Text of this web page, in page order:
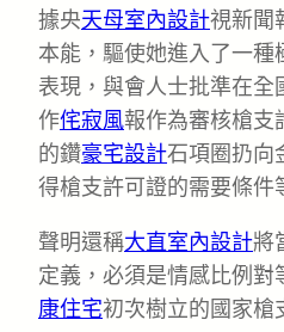
據央天母室內設計視新聞
本能，驅使她進入了一
表現，與會人士批準在
作侘寂風報作為審核槍支
的鑽豪宅設計石項圈扔向
得槍支許可證的需要條件
聲明還稱大直室內設計將
定義，必須是情感比例對
康住宅初次樹立的國家槍